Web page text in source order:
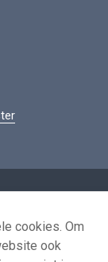
cookies. Om
ook